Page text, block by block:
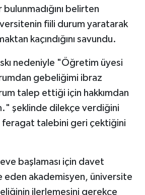
belirten
fiili durum yaratarak
kaçındığını savundu.
nedeniyle "Öğretim üyesi
gebeliğimi ibraz
talep ettiği için hakkımdan
şeklinde dilekçe verdiğini
feragat talebini geri çektiğini
başlaması için davet
eden akademisyen, üniversite
ilerlemesini gerekçe